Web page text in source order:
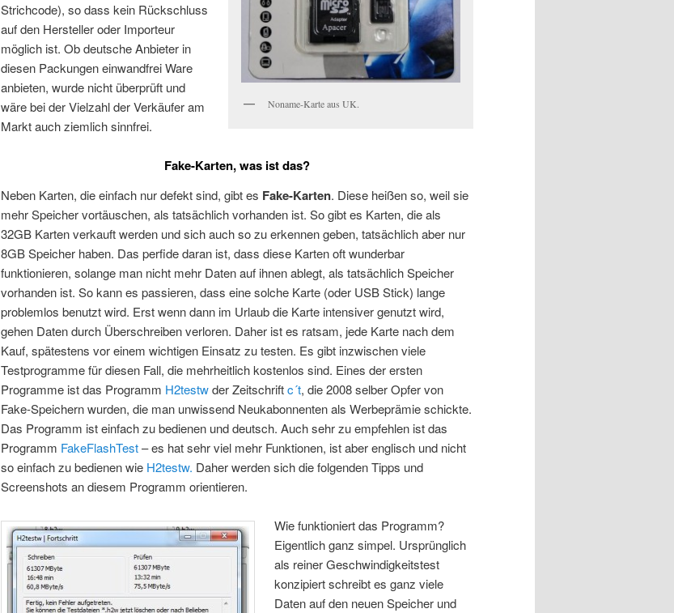
Noname-Karte aus UK.
Strichcode), so dass kein Rückschluss
auf den Hersteller oder Importeur
möglich ist. Ob deutsche Anbieter in
diesen Packungen einwandfrei Ware
anbieten, wurde nicht überprüft und
wäre bei der Vielzahl der Verkäufer am
Markt auch ziemlich sinnfrei.
Fake-Karten, was ist das?
Neben Karten, die einfach nur defekt sind, gibt es Fake-Karten. Diese heißen so, weil sie
mehr Speicher vortäuschen, als tatsächlich vorhanden ist. So gibt es Karten, die als
32GB Karten verkauft werden und sich auch so zu erkennen geben, tatsächlich aber nur
8GB Speicher haben. Das perfide daran ist, dass diese Karten oft wunderbar
funktionieren, solange man nicht mehr Daten auf ihnen ablegt, als tatsächlich Speicher
vorhanden ist. So kann es passieren, dass eine solche Karte (oder USB Stick) lange
problemlos benutzt wird. Erst wenn dann im Urlaub die Karte intensiver genutzt wird,
gehen Daten durch Überschreiben verloren. Daher ist es ratsam, jede Karte nach dem
Kauf, spätestens vor einem wichtigen Einsatz zu testen. Es gibt inzwischen viele
Testprogramme für diesen Fall, die mehrheitlich kostenlos sind. Eines der ersten
Programme ist das Programm H2testwder Zeitschriftc´t, die 2008 selber Opfer von
Fake-Speichern wurden, die man unwissend Neukabonnenten als Werbeprämie schickte.
Das Programm ist einfach zu bedienen und deutsch. Auch sehr zu empfehlen ist das
Programm FakeFlashTest– es hat sehr viel mehr Funktionen, ist aber englisch und nicht
so einfach zu bedienen wie H2testw. Daher werden sich die folgenden Tipps und
Screenshots an diesem Programm orientieren.
Wie funktioniert das Programm?
Eigentlich ganz simpel. Ursprünglich
als reiner Geschwindigkeitstest
konzipiert schreibt es ganz viele
Daten auf den neuen Speicher und